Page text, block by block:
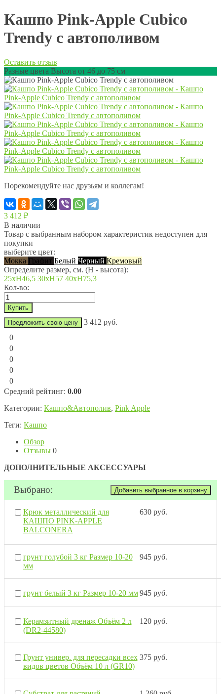
Кашпо Pink-Apple Cubico
Trendy с автополивом
Оставить отзыв
Разные цвета Высота от 46 до 75 см
Порекомендуйте нас друзьям и коллегам!
3 412 ₽
В наличии
Товар с выбранным набором характеристик недоступен для
покупки
выберите цвет:
Мокка Графит Белый Черный Кремовый
Определите размер, см. (Н - высота):
25хН46,5 30хН57 40хН75,3
Кол-во:
Предложить свою цену
3 412 руб.
0
0
0
0
0
Средний рейтинг: 0.00
Категории: Кашпо&Автополив, Pink Apple
Теги: Кашпо
Обзор
Отзывы 0
ДОПОЛНИТЕЛЬНЫЕ АКСЕССУАРЫ
Выбрано:
Крюк металлический для
КАШПО PINK-APPLE
BALCONERA
630 руб.
грунт голубой 3 кг Размер 10-20
мм
945 руб.
грунт белый 3 кг Размер 10-20 мм 945 руб.
Керамзитный дренаж Объём 2 л
(DR2-44580)
120 руб.
Грунт универ. для пересадки всех
видов цветов Объём 10 л (GR10)
375 руб.